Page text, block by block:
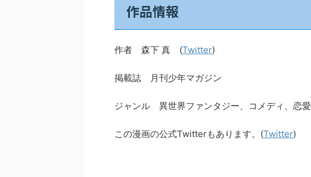
作品情報
作者 森下 真 (Twitter)
掲載誌 月刊少年マガジン
ジャンル 異世界ファンタジー、コメディ、恋愛
この漫画の公式Twitterもあります。(Twitter)